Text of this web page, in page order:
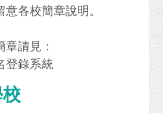
各校簡章說明。
請見：
登錄系統